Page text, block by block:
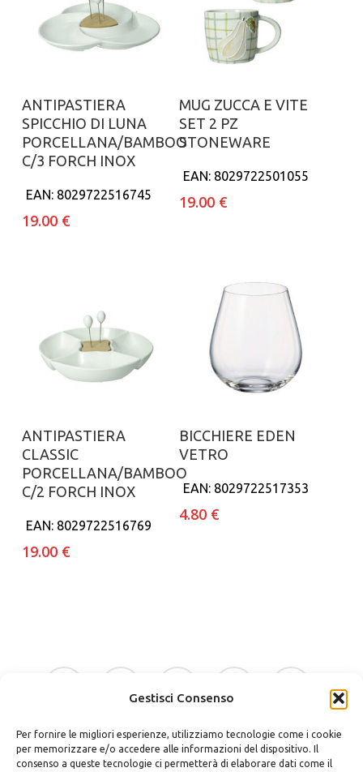
Gestisci Consenso
Per fornire le migliori esperienze, utilizziamo tecnologie come i cookie
per memorizzare e/o accedere alle informazioni del dispositivo. Il
consenso a queste tecnologie ci permetterà di elaborare dati come il
Aggiungi al carrello
ANTIPASTIERA
SPICCHIO DI LUNA
PORCELLANA/BAMBOO
C/3 FORCH INOX
EAN: 8029722516745
19.00 €
Aggiungi al carrello
MUG ZUCCA E VITE
SET 2 PZ
STONEWARE
EAN: 8029722501055
19.00 €
Aggiungi al carrello
ANTIPASTIERA
CLASSIC
PORCELLANA/BAMBOO
C/2 FORCH INOX
EAN: 8029722516769
19.00 €
Aggiungi al carrello
BICCHIERE EDEN
VETRO
EAN: 8029722517353
4.80 €
facebook
google-
instagram whatsapp tiktok
phone email